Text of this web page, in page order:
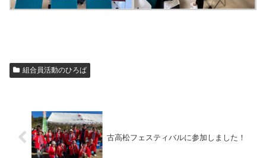
組合員活動のひろば
古高松フェスティバルに参加しました！